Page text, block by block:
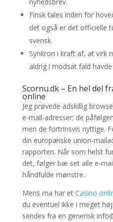
Finsk tales inden for
det også er det officielle
svensk.
Synkron i kraft af, at virk
aldrig i modsat fald
Scornu.dk – En hel del
online
Jeg prøvede adskillig
e-mail-adresser; de
men de fortrinsvis nyttige.
din europæiske union-
rapporten. Når som helst
det, følger bæ set alle e-
håndfulde mønstre.
Mens ma har et Casino
du eventuel ikke i meget
sendes fra en generisk